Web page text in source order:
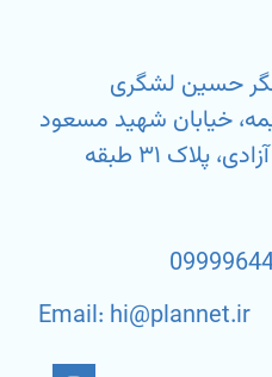
حسین لشگری
خیابان شهید مسعود
آزمون نیا، کارخانه نوآوری آزادی، پلاک ۳۱ طبقه
Email: hi@plannet.ir